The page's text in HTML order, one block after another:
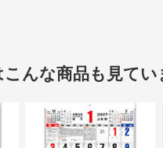
んな商品も見てい